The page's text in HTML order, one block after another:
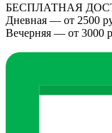
БЕСПЛАТНАЯ
Дневная — от 2500
Вечерняя — от 3000